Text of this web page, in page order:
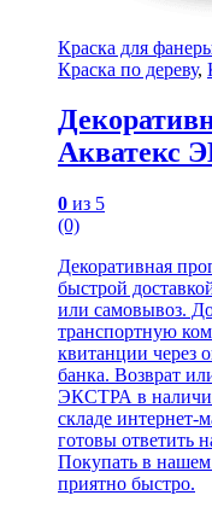
Краска для
Краска по дереву,
Акватекс
0 из 5
(0)
Декоративная
быстрой
или самовывоз.
транспортную
квитанции через
банка. Возврат
ЭКСТРА в
складе
готовы ответить
Покупать в нашем
приятно быстро.